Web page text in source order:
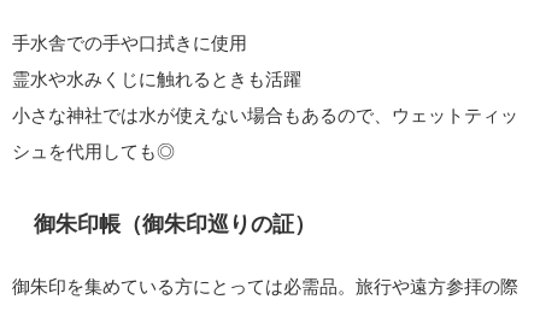
手水舎での手や口拭きに使用
霊水や水みくじに触れるときも活躍
小さな神社では水が使えない場合もあるので、ウェットティッ
シュを代用しても◎
御朱印帳（御朱印巡りの証）
御朱印を集めている方にとっては必需品。旅行や遠方参拝の際